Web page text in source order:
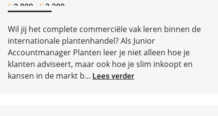
€ 2.800 - € 3.300
Wil jij het complete commerciële vak leren binnen de
internationale plantenhandel? Als Junior
Accountmanager Planten leer je niet alleen hoe je
klanten adviseert, maar ook hoe je slim inkoopt en
kansen in de markt b... Lees verder